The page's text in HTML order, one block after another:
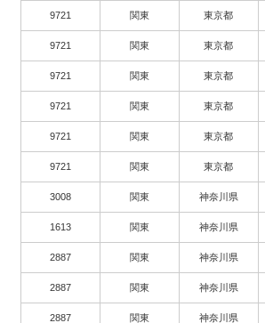
9721 関東 東京都
9721 関東 東京都
9721 関東 東京都
9721 関東 東京都
9721 関東 東京都
9721 関東 東京都
3008 関東 神奈川県
1613 関東 神奈川県
2887 関東 神奈川県
2887 関東 神奈川県
2887 関東 神奈川県